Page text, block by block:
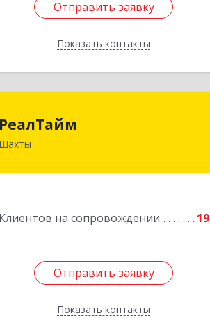
Отправить заявку
Показать контакты
Отправить заявку
Назад
РеалТайм
Шахты
Клиентов на сопровождении 19
Отправить заявку
Показать контакты
346504, Ростовская обл, Шахты г,
Отправить заявку
Назад